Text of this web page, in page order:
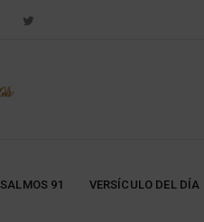
SALMOS 91 VERSÍCULO DEL DÍA